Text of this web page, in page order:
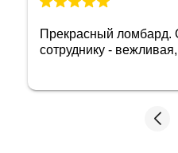
Прекрасный ломбард.
сотруднику -